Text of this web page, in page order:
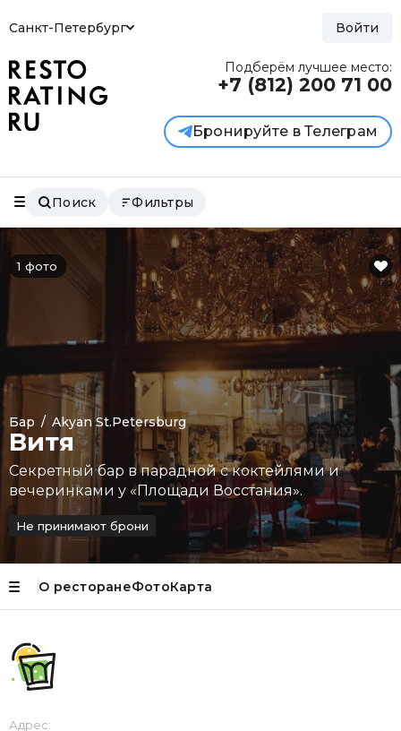
Санкт-Петербург Войти
Подберём лучшее место:
+7 (812) 200 71 00
Бронируйте в Телеграм
Поиск Фильтры
1 фото
Бар / Akyan St.Petersburg
Витя
Секретный бар в парадной с коктейлями и
вечеринками у «Площади Восстания».
Не принимают брони
О ресторанеФотоКарта
Адрес: